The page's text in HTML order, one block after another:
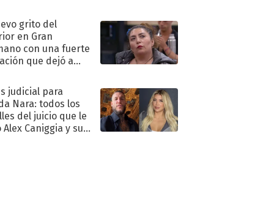
grito del
en Gran
con una fuerte
que dejó a
judicial para
Nara: todos los
del juicio que le
Alex Caniggia y sus